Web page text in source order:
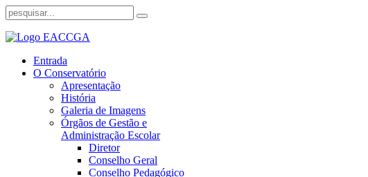
Entrada
O Conservatório
Apresentação
História
Galeria de Imagens
Órgãos de Gestão e
Administração Escolar
Diretor
Conselho Geral
Conselho Pedagógico